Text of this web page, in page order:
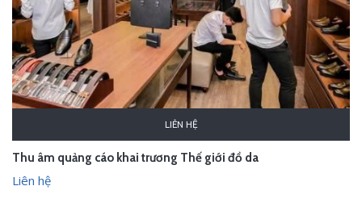
LIÊN HỆ
Thu âm quảng cáo khai trương Thế giới đồ da
Liên hệ